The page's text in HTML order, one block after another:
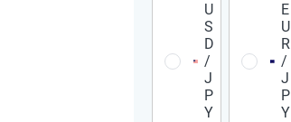
U
S
D
/
J
P
Y
E
U
R
/
J
P
Y